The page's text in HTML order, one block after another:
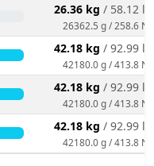
26.36 kg / 58.12
26362.5 g / 258.6 N
42.18 kg / 92.99
42180.0 g / 413.8 N
42.18 kg / 92.99
42180.0 g / 413.8 N
42.18 kg / 92.99
42180.0 g / 413.8 N